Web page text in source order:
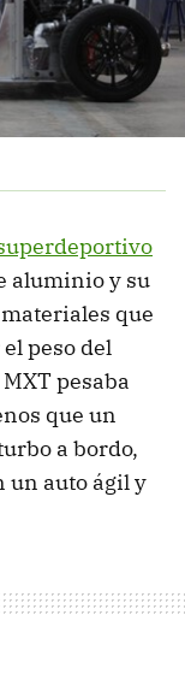
aluminio y su
que
peso del
pesaba
que un
a bordo,
un auto ágil y